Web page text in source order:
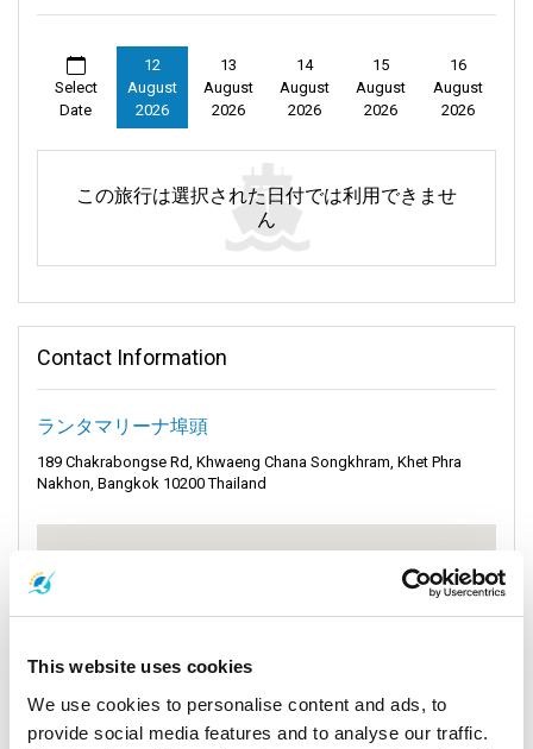
This website uses cookies
We use cookies to personalise content and ads, to
provide social media features and to analyse our traffic.
パッタイの香りを好みます。通りはこれらの屋台でいっぱい
います。しかし、このエリアには一見見える以上のものがあり
ます。カオサンが属するバンラムプー地区は、文化的な宝物が
豊富です。ここでは、古代の寺院が賑やかな飲食店の隣に立
歩一歩進むたびに、たとえそれが1分の散歩であっても、新しい
体験が待っています。昼間の陽光に満ちた時間でも、夜の電気
的な鼓動でも。静かな反省の瞬間を求めているのか、活気ある
夜の外出を求めているのか、カオサンロードとその周辺はどの
ターンでも冒険を保証します。
カオサンロード、頻繁にカオサンと呼ばれるこの通りは、バン
らほんの少し離れた場所に位置しています。ここは生命とエネ
ルギーで脈打っており、世界中からのバックパッカーにとって
魅力的な磁石となっています。彼らは通りの評判だけでなく、
前に広がり、さらに豊かな体験のタペストリーを誇っていま
で作られるパッタイや他の美味しい料理の誘惑的な香りが漂っ
いる時期でも、静かな時期でも、カオサンとその周辺は活動で
賑わっています。昼夜を問わず、雨の日も晴れの日も、常に興
Select
Date
12
August
2026
13
August
2026
14
August
2026
15
August
2026
16
August
2026
この旅行は選択された日付では利用できませ
ん
Contact Information
ランタマリーナ埠頭
189 Chakrabongse Rd, Khwaeng Chana Songkhram, Khet Phra
Nakhon, Bangkok 10200 Thailand